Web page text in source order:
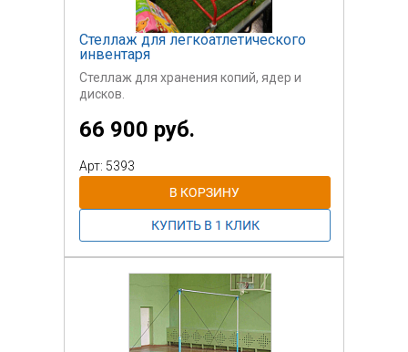
Стеллаж для легкоатлетического
инвентаря
Стеллаж для хранения копий, ядер и
дисков.
66 900 руб.
Арт: 5393